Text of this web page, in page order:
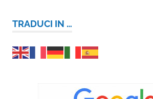
TRADUCI IN …